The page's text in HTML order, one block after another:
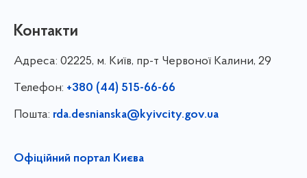
Контакти
Адреса: 02225, м. Київ, пр-т Червоної Калини, 29
Телефон: +380 (44) 515-66-66
Пошта: rda.desnianska@kyivcity.gov.ua
Офіційний портал Києва